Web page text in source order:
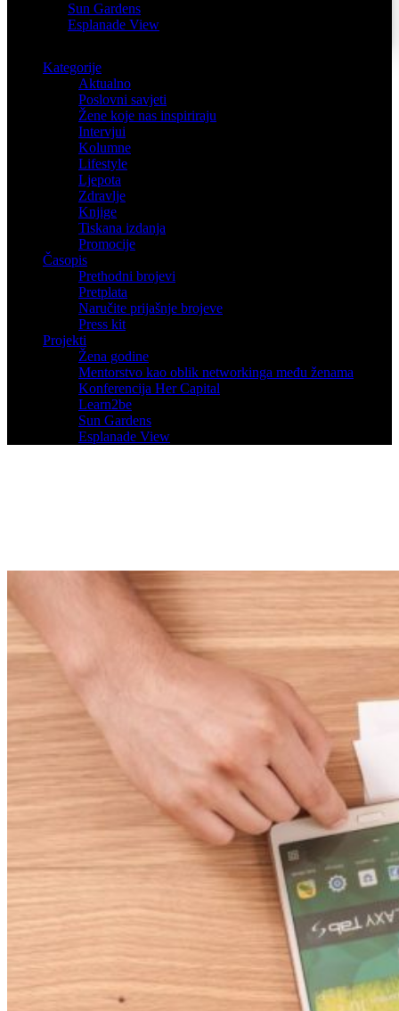
Sun Gardens
Esplanade View
Kategorije
Aktualno
Poslovni savjeti
Žene koje nas inspiriraju
Intervjui
Kolumne
Lifestyle
Ljepota
Zdravlje
Knjige
Tiskana izdanja
Promocije
Časopis
Prethodni brojevi
Pretplata
Naručite prijašnje brojeve
Press kit
Projekti
Žena godine
Mentorstvo kao oblik networkinga među ženama
Konferencija Her Capital
Learn2be
Sun Gardens
Esplanade View